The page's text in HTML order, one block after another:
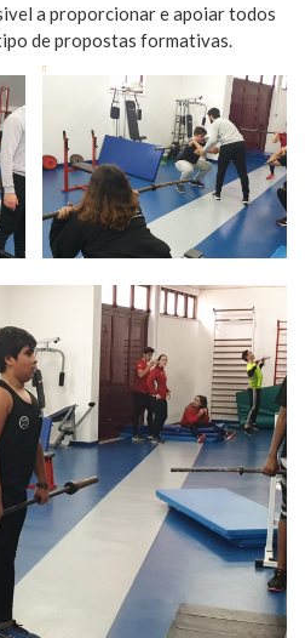
a proporcionar e apoiar todos
de propostas formativas.